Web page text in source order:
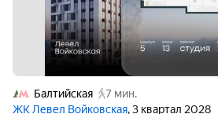
Балтийская
7 мин.
ЖК Левел Войковская, 3 квартал 2028